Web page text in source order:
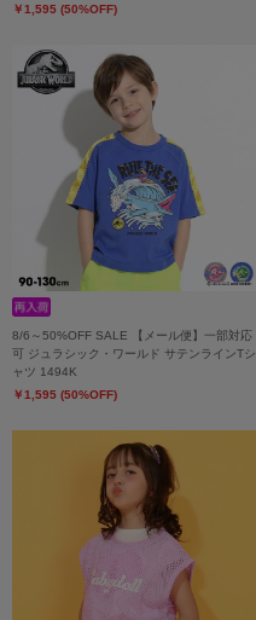
￥1,595 (50%OFF)
8/6～50%OFF SALE 【メール便】一部対応
可 ジュラシック・ワールド サテンラインTシ
ャツ 1494K
￥1,595 (50%OFF)